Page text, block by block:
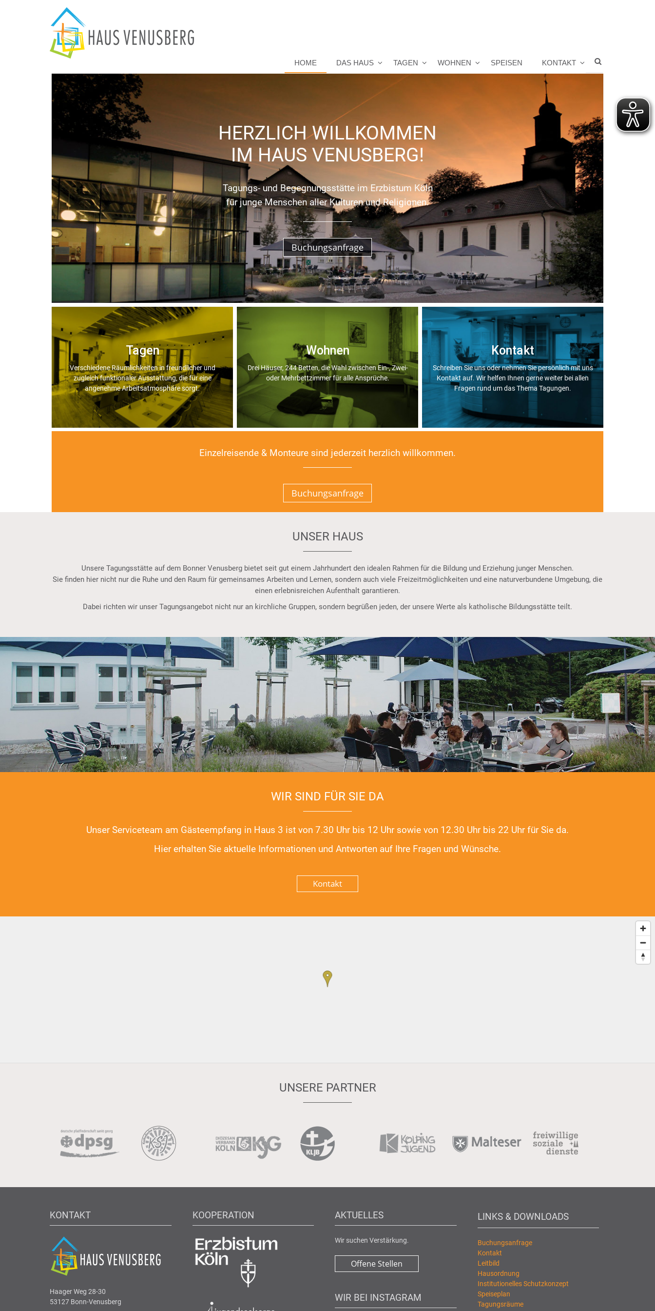
HOME DAS HAUS TAGEN WOHNEN SPEISEN KONTAKT
HERZLICH WILLKOMMEN
IM HAUS VENUSBERG!
Tagungs- und Begegnungsstätte im Erzbistum Köln
für junge Menschen aller Kulturen und Religionen.
Buchungsanfrage
Tagen
Verschiedene Räumlichkeiten in freundlicher und
zugleich funktionaler Ausstattung, die für eine
angenehme Arbeitsatmosphäre sorgt.
Wohnen
Drei Häuser, 244 Betten, die Wahl zwischen Ein-, Zwei-
oder Mehrbettzimmer für alle Ansprüche.
Kontakt
Schreiben Sie uns oder nehmen Sie persönlich mit uns
Kontakt auf. Wir helfen Ihnen gerne weiter bei allen
Fragen rund um das Thema Tagungen.
Einzelreisende & Monteure sind jederzeit herzlich willkommen.
Buchungsanfrage
UNSER HAUS
Unsere Tagungsstätte auf dem Bonner Venusberg bietet seit gut einem Jahrhundert den idealen Rahmen für die Bildung und Erziehung junger Menschen.
Sie finden hier nicht nur die Ruhe und den Raum für gemeinsames Arbeiten und Lernen, sondern auch viele Freizeitmöglichkeiten und eine naturverbundene Umgebung, die
einen erlebnisreichen Aufenthalt garantieren.
Dabei richten wir unser Tagungsangebot nicht nur an kirchliche Gruppen, sondern begrüßen jeden, der unsere Werte als katholische Bildungsstätte teilt.
WIR SIND FÜR SIE DA
Unser Serviceteam am Gästeempfang in Haus 3 ist von 7.30 Uhr bis 12 Uhr sowie von 12.30 Uhr bis 22 Uhr für Sie da.
Hier erhalten Sie aktuelle Informationen und Antworten auf Ihre Fragen und Wünsche.
Kontakt
UNSERE PARTNER
KONTAKT
Haager Weg 28-30
53127 Bonn-Venusberg
KOOPERATION AKTUELLES
Wir suchen Verstärkung.
Offene Stellen
WIR BEI INSTAGRAM
LINKS & DOWNLOADS
Buchungsanfrage
Kontakt
Leitbild
Hausordnung
Institutionelles Schutzkonzept
Speiseplan
Tagungsräume